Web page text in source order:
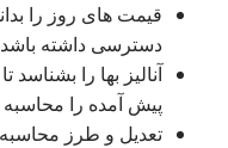
قیمت های روز را
دسترسی داشته
آنالیز بها را
پیش آمده را محاسبه
تعدیل و طرز محاسبه